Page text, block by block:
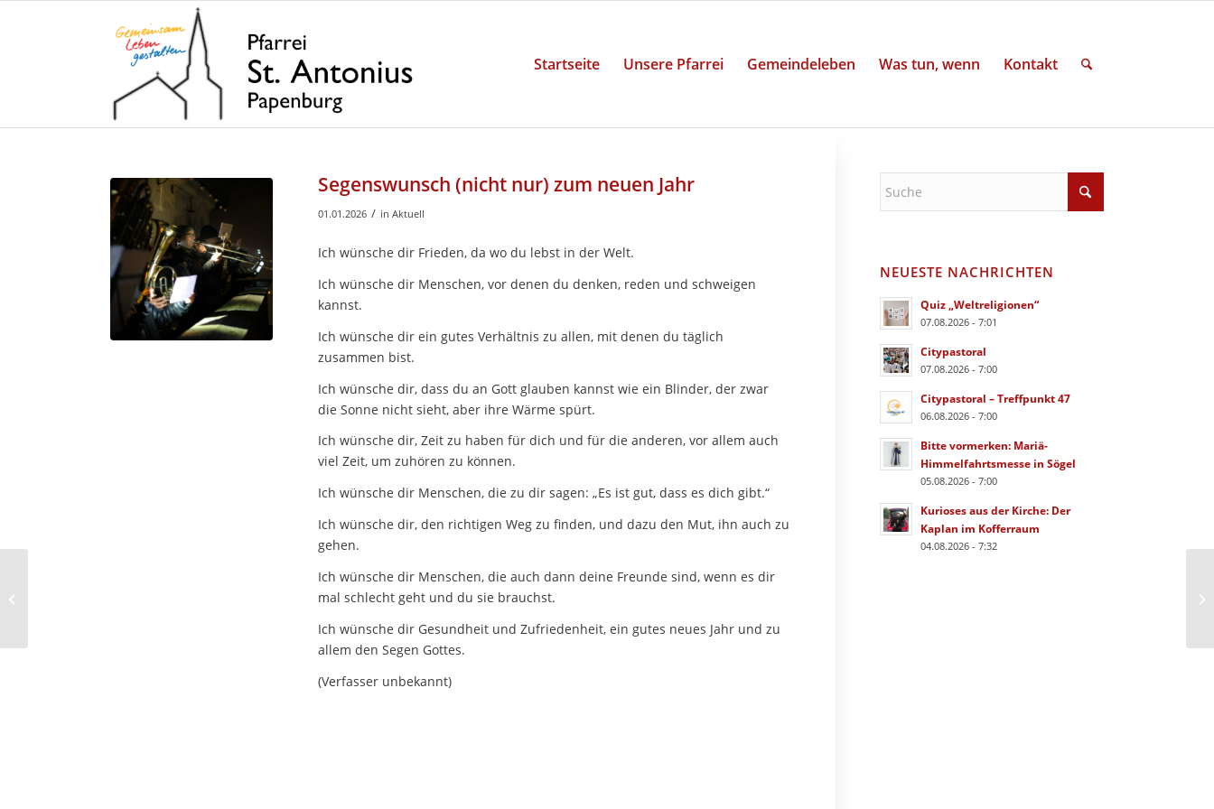
Startseite Unsere Pfarrei Gemeindeleben Was tun, wenn Kontakt
Segenswunsch (nicht nur) zum neuen Jahr
01.01.2026 / in Aktuell
Ich wünsche dir Frieden, da wo du lebst in der Welt.
Ich wünsche dir Menschen, vor denen du denken, reden und schweigen
kannst.
Ich wünsche dir ein gutes Verhältnis zu allen, mit denen du täglich
zusammen bist.
Ich wünsche dir, dass du an Gott glauben kannst wie ein Blinder, der zwar
die Sonne nicht sieht, aber ihre Wärme spürt.
Ich wünsche dir, Zeit zu haben für dich und für die anderen, vor allem auch
viel Zeit, um zuhören zu können.
Ich wünsche dir Menschen, die zu dir sagen: „Es ist gut, dass es dich gibt.“
Ich wünsche dir, den richtigen Weg zu finden, und dazu den Mut, ihn auch zu
gehen.
Ich wünsche dir Menschen, die auch dann deine Freunde sind, wenn es dir
mal schlecht geht und du sie brauchst.
Ich wünsche dir Gesundheit und Zufriedenheit, ein gutes neues Jahr und zu
allem den Segen Gottes.
(Verfasser unbekannt)
NEUESTE NACHRICHTEN
Quiz „Weltreligionen“
07.08.2026 - 7:01
Citypastoral
07.08.2026 - 7:00
Citypastoral – Treffpunkt 47
06.08.2026 - 7:00
Bitte vormerken: Mariä-
Himmelfahrtsmesse in Sögel
05.08.2026 - 7:00
Kurioses aus der Kirche: Der
Kaplan im Kofferraum
04.08.2026 - 7:32